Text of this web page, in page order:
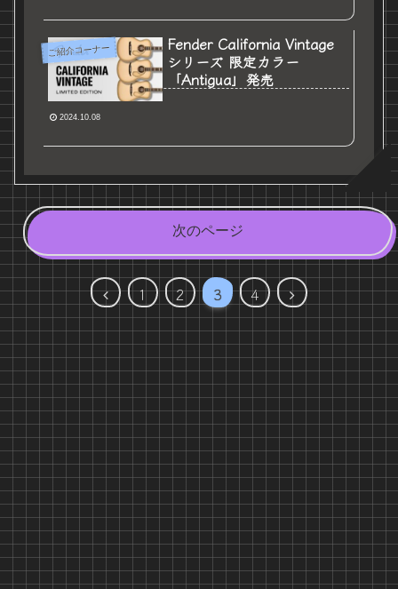
ご紹介コーナー
Fender California Vintage
シリーズ 限定カラー
「Antigua」発売
2024.10.08
次のページ
前
へ
1 2 3 4
次
へ